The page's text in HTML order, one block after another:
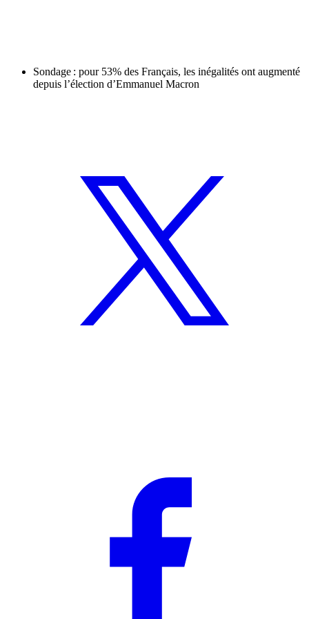
Sondage : pour 53% des Français, les inégalités ont augmenté
depuis l’élection d’Emmanuel Macron